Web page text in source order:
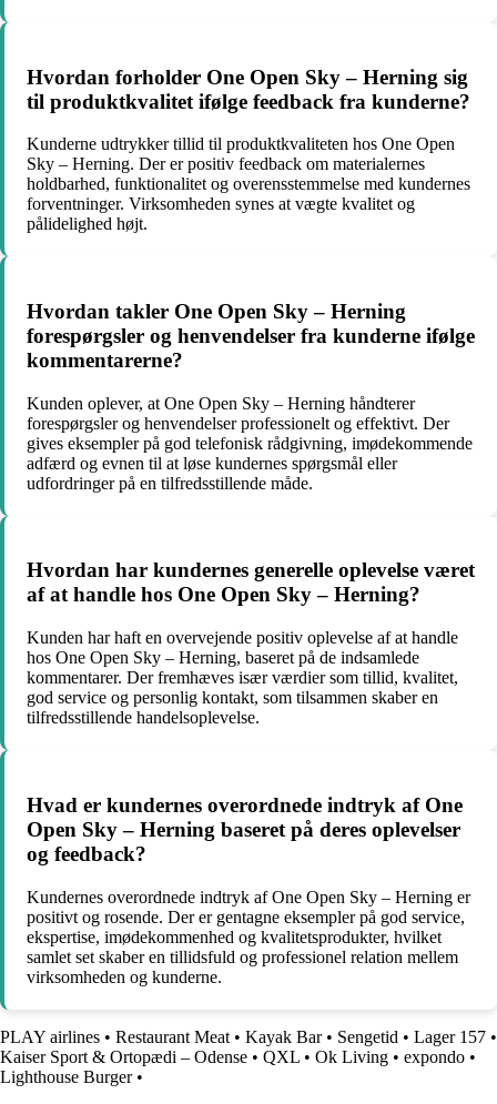
Hvordan forholder One Open Sky – Herning sig
til produktkvalitet ifølge feedback fra kunderne?
Kunderne udtrykker tillid til produktkvaliteten hos One Open
Sky – Herning. Der er positiv feedback om materialernes
holdbarhed, funktionalitet og overensstemmelse med kundernes
forventninger. Virksomheden synes at vægte kvalitet og
pålidelighed højt.
Hvordan takler One Open Sky – Herning
forespørgsler og henvendelser fra kunderne ifølge
kommentarerne?
Kunden oplever, at One Open Sky – Herning håndterer
forespørgsler og henvendelser professionelt og effektivt. Der
gives eksempler på god telefonisk rådgivning, imødekommende
adfærd og evnen til at løse kundernes spørgsmål eller
udfordringer på en tilfredsstillende måde.
Hvordan har kundernes generelle oplevelse været
af at handle hos One Open Sky – Herning?
Kunden har haft en overvejende positiv oplevelse af at handle
hos One Open Sky – Herning, baseret på de indsamlede
kommentarer. Der fremhæves især værdier som tillid, kvalitet,
god service og personlig kontakt, som tilsammen skaber en
tilfredsstillende handelsoplevelse.
Hvad er kundernes overordnede indtryk af One
Open Sky – Herning baseret på deres oplevelser
og feedback?
Kundernes overordnede indtryk af One Open Sky – Herning er
positivt og rosende. Der er gentagne eksempler på god service,
ekspertise, imødekommenhed og kvalitetsprodukter, hvilket
samlet set skaber en tillidsfuld og professionel relation mellem
virksomheden og kunderne.
PLAY airlines • Restaurant Meat • Kayak Bar• Sengetid • Lager 157 •
Kaiser Sport & Ortopædi – Odense • QXL • Ok Living • expondo •
Lighthouse Burger•